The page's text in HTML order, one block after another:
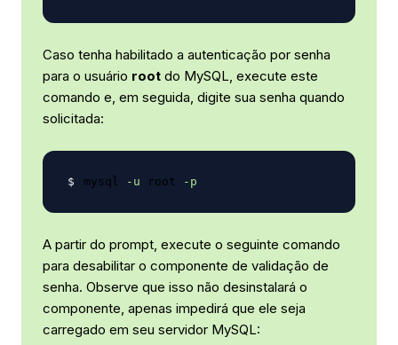
Caso tenha habilitado a autenticação por senha
para o usuário root do MySQL, execute este
comando e, em seguida, digite sua senha quando
solicitada:
mysql -u root -p
A partir do prompt, execute o seguinte comando
para desabilitar o componente de validação de
senha. Observe que isso não desinstalará o
componente, apenas impedirá que ele seja
carregado em seu servidor MySQL: